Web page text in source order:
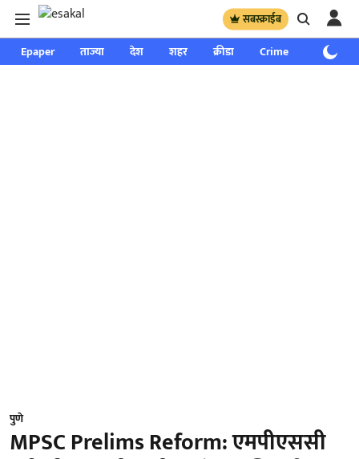
सबस्क्राईब
Epaper ताज्या देश शहर क्रीडा Crime साप्ताहिक
पुणे
MPSC Prelims Reform: एमपीएससी